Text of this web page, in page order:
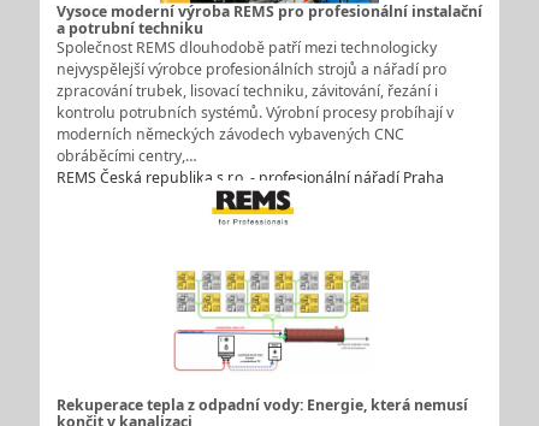
Vysoce moderní výroba REMS pro profesionální instalační
a potrubní techniku
Společnost REMS dlouhodobě patří mezi technologicky
nejvyspělejší výrobce profesionálních strojů a nářadí pro
zpracování trubek, lisovací techniku, závitování, řezání i
kontrolu potrubních systémů. Výrobní procesy probíhají v
moderních německých závodech vybavených CNC
obráběcími centry,…
REMS Česká republika s.r.o. - profesionální nářadí Praha
Rekuperace tepla z odpadní vody: Energie, která nemusí
končit v kanalizaci